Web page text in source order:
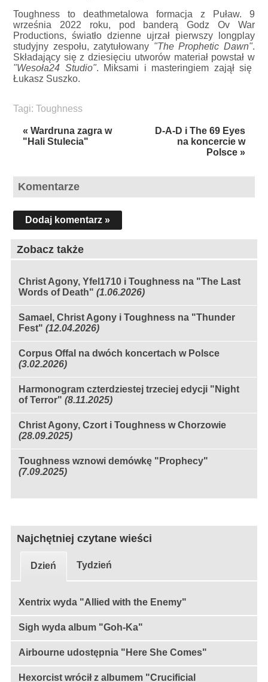
Toughness to deathmetalowa formacja z Puław. 9
września 2022 roku, pod banderą Godz Ov War
Productions, światło dzienne ujrzał pierwszy longplay
studyjny zespołu, zatytułowany "The Prophetic Dawn".
Składający się z dziesięciu utworów materiał powstał w
"Wesoła24 Studio". Miksami i masteringiem zajął się
Łukasz Suszko.
Tagi: Toughness
« Wardruna zagra w
"Hali Stulecia"
D-A-D i The 69 Eyes
na koncercie w
Polsce »
Komentarze
Dodaj komentarz »
Zobacz także
Christ Agony, Yfel1710 i Toughness na "The Last
Words of Death" (1.06.2026)
Samael, Christ Agony i Toughness na "Thunder
Fest" (12.04.2026)
Corpus Offal na dwóch koncertach w Polsce
(3.02.2026)
Harmonogram czterdziestej trzeciej edycji "Night
of Terror" (8.11.2025)
Christ Agony, Czort i Toughness w Chorzowie
(28.09.2025)
Toughness wznowi demówkę "Prophecy"
(7.09.2025)
Najchętniej czytane wieści
Dzień Tydzień
Xentrix wyda "Allied with the Enemy"
Sigh wyda album "Goh-Ka"
Airbourne udostępnia "Here She Comes"
Hexorcist wrócił z albumem "Crucificial